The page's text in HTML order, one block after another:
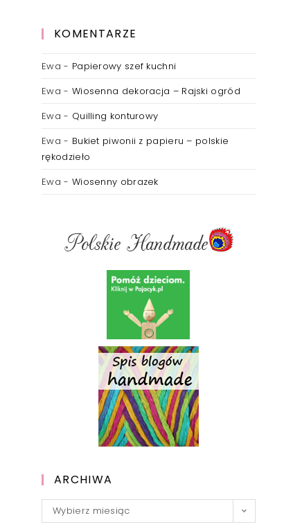
KOMENTARZE
Ewa - Papierowy szef kuchni
Ewa - Wiosenna dekoracja – Rajski ogród
Ewa - Quilling konturowy
Ewa - Bukiet piwonii z papieru – polskie
rękodzieło
Ewa - Wiosenny obrazek
ARCHIWA
Archiwa
Wybierz miesiąc